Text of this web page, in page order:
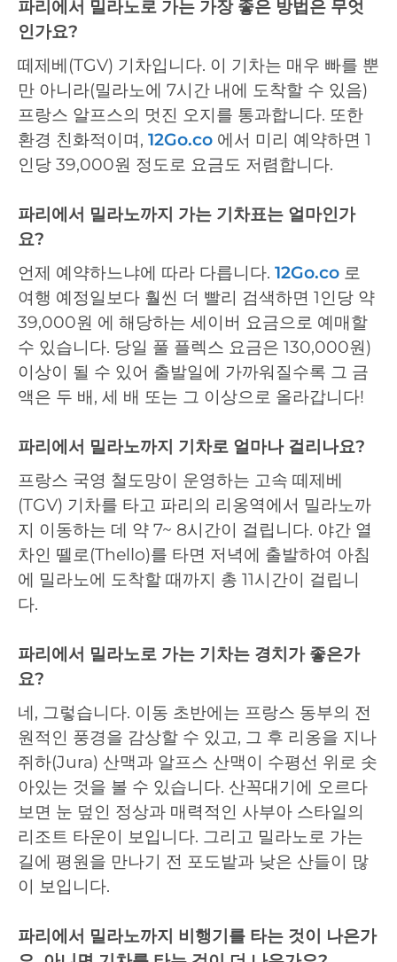
파리에서 밀라노로 가는 가장 좋은 방법은 무엇
인가요?
떼제베(TGV) 기차입니다. 이 기차는 매우 빠를 뿐
만 아니라(밀라노에 7시간 내에 도착할 수 있음)
프랑스 알프스의 멋진 오지를 통과합니다. 또한
환경 친화적이며, 12Go.co 에서 미리 예약하면 1
인당 39,000원 정도로 요금도 저렴합니다.
파리에서 밀라노까지 가는 기차표는 얼마인가
요?
언제 예약하느냐에 따라 다릅니다. 12Go.co 로
여행 예정일보다 훨씬 더 빨리 검색하면 1인당 약
39,000원 에 해당하는 세이버 요금으로 예매할
수 있습니다. 당일 풀 플렉스 요금은 130,000원)
이상이 될 수 있어 출발일에 가까워질수록 그 금
액은 두 배, 세 배 또는 그 이상으로 올라갑니다!
파리에서 밀라노까지 기차로 얼마나 걸리나요?
프랑스 국영 철도망이 운영하는 고속 떼제베
(TGV) 기차를 타고 파리의 리옹역에서 밀라노까
지 이동하는 데 약 7~ 8시간이 걸립니다. 야간 열
차인 뗄로(Thello)를 타면 저녁에 출발하여 아침
에 밀라노에 도착할 때까지 총 11시간이 걸립니
다.
파리에서 밀라노로 가는 기차는 경치가 좋은가
요?
네, 그렇습니다. 이동 초반에는 프랑스 동부의 전
원적인 풍경을 감상할 수 있고, 그 후 리옹을 지나
쥐하(Jura) 산맥과 알프스 산맥이 수평선 위로 솟
아있는 것을 볼 수 있습니다. 산꼭대기에 오르다
보면 눈 덮인 정상과 매력적인 사부아 스타일의
리조트 타운이 보입니다. 그리고 밀라노로 가는
길에 평원을 만나기 전 포도밭과 낮은 산들이 많
이 보입니다.
파리에서 밀라노까지 비행기를 타는 것이 나은가